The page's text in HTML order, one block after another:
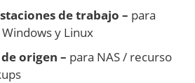
de trabajo – para
y Linux
origen – para NAS / recurso